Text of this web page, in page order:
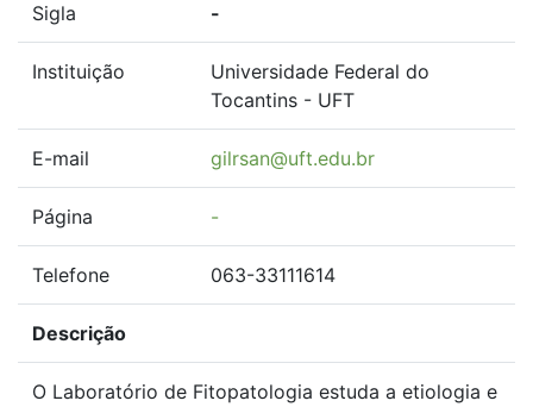
Sigla -
Instituição
Universidade Federal do
Tocantins - UFT
E-mail gilrsan@uft.edu.br
Página -
Telefone 063-33111614
Descrição
O Laboratório de Fitopatologia estuda a etiologia e